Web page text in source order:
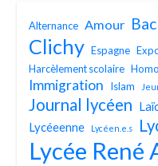
Alternance Amour
Clichy Espagne
Harcèlement scolaire
Immigration
Islam
Journal lycéen
Lycéeenne Lycéen.e.s
Lycée